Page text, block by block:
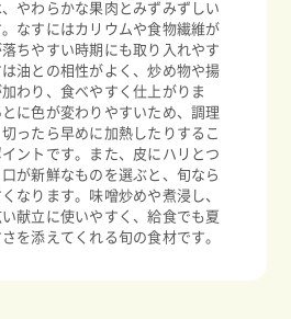
やわらかな果肉とみずみずしい
なすにはカリウムや食物繊維が
ちやすい時期にも取り入れやす
油との相性がよく、炒め物や揚
わり、食べやすく仕上がりま
に色が変わりやすいため、調理
ったら早めに加熱したりするこ
ントです。また、皮にハリとつ
が新鮮なものを選ぶと、旬なら
なります。味噌炒めや煮浸し、
献立に使いやすく、給食でも夏
を添えてくれる旬の食材です。